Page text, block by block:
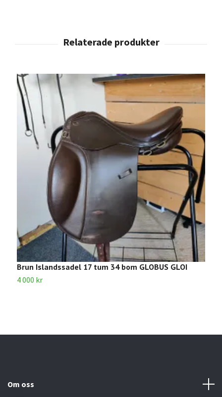
Brun Islandssadel 17 tum 34 bom GLOBUS GLOI
4 000 kr
Om oss